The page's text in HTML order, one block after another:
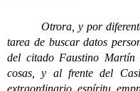
Otrora, y por diferentes
tarea de buscar datos
del citado Faustino Martín
cosas, y al frente del
extraordinario espíritu